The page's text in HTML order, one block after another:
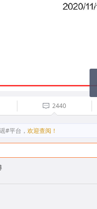
 2440
#平台， 欢迎查阅！